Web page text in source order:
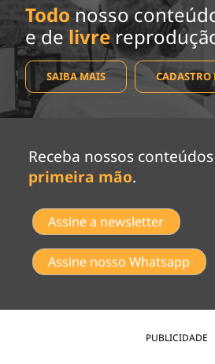
Todo nosso
e de livre
SAIBA MAIS
Receba nossos
primeira mão.
Assine a newsletter
Assine nosso Whatsapp
PUBLICIDADE